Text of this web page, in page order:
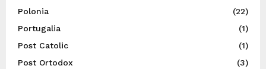
Polonia
(22)
Portugalia
(1)
Post Catolic
(1)
Post Ortodox
(3)